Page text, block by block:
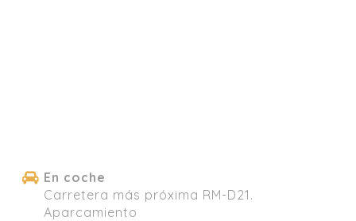
En coche
Carretera más próxima RM-D21.
Aparcamiento